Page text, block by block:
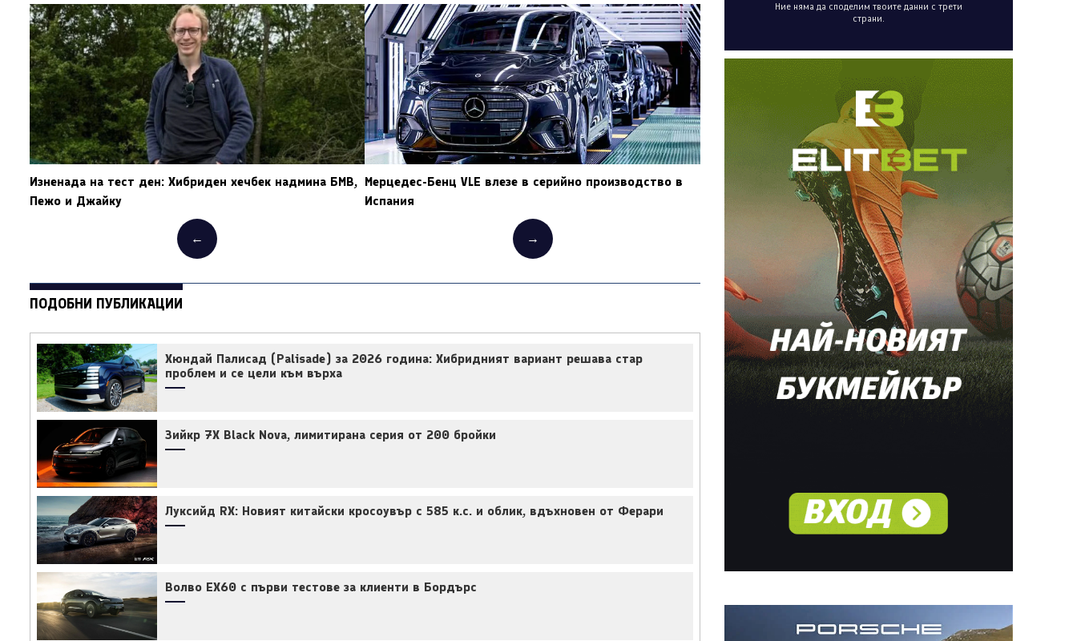
Изненада на тест ден: Хибриден хечбек надмина БМВ,
Пежо и Джайку
←
Мерцедес-Бенц VLE влезе в серийно производство в
Испания
→
ПОДОБНИ ПУБЛИКАЦИИ
Хюндай Палисад (Palisade) за 2026 година: Хибридният вариант решава стар
проблем и се цели към върха
Зийкр 7X Black Nova, лимитирана серия от 200 бройки
Луксийд RX: Новият китайски кросоувър с 585 к.с. и облик, вдъхновен от Ферари
Волво EX60 с първи тестове за клиенти в Бордърс
Ние няма да споделим твоите данни с трети
страни.